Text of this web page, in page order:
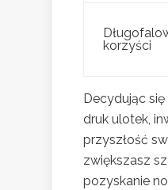
korzyści
Decydując
druk ulotek,
przyszłość
zwiększasz
pozyskanie